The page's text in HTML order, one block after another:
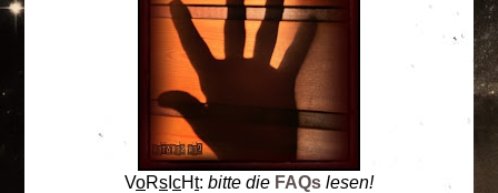
VoRs cHt: bitte die FAQs lesen!